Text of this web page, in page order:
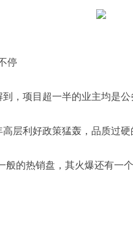
停
，项目超一半的业主均是公
层利好政策猛轰，品质过硬
般的热销盘，其火爆还有一